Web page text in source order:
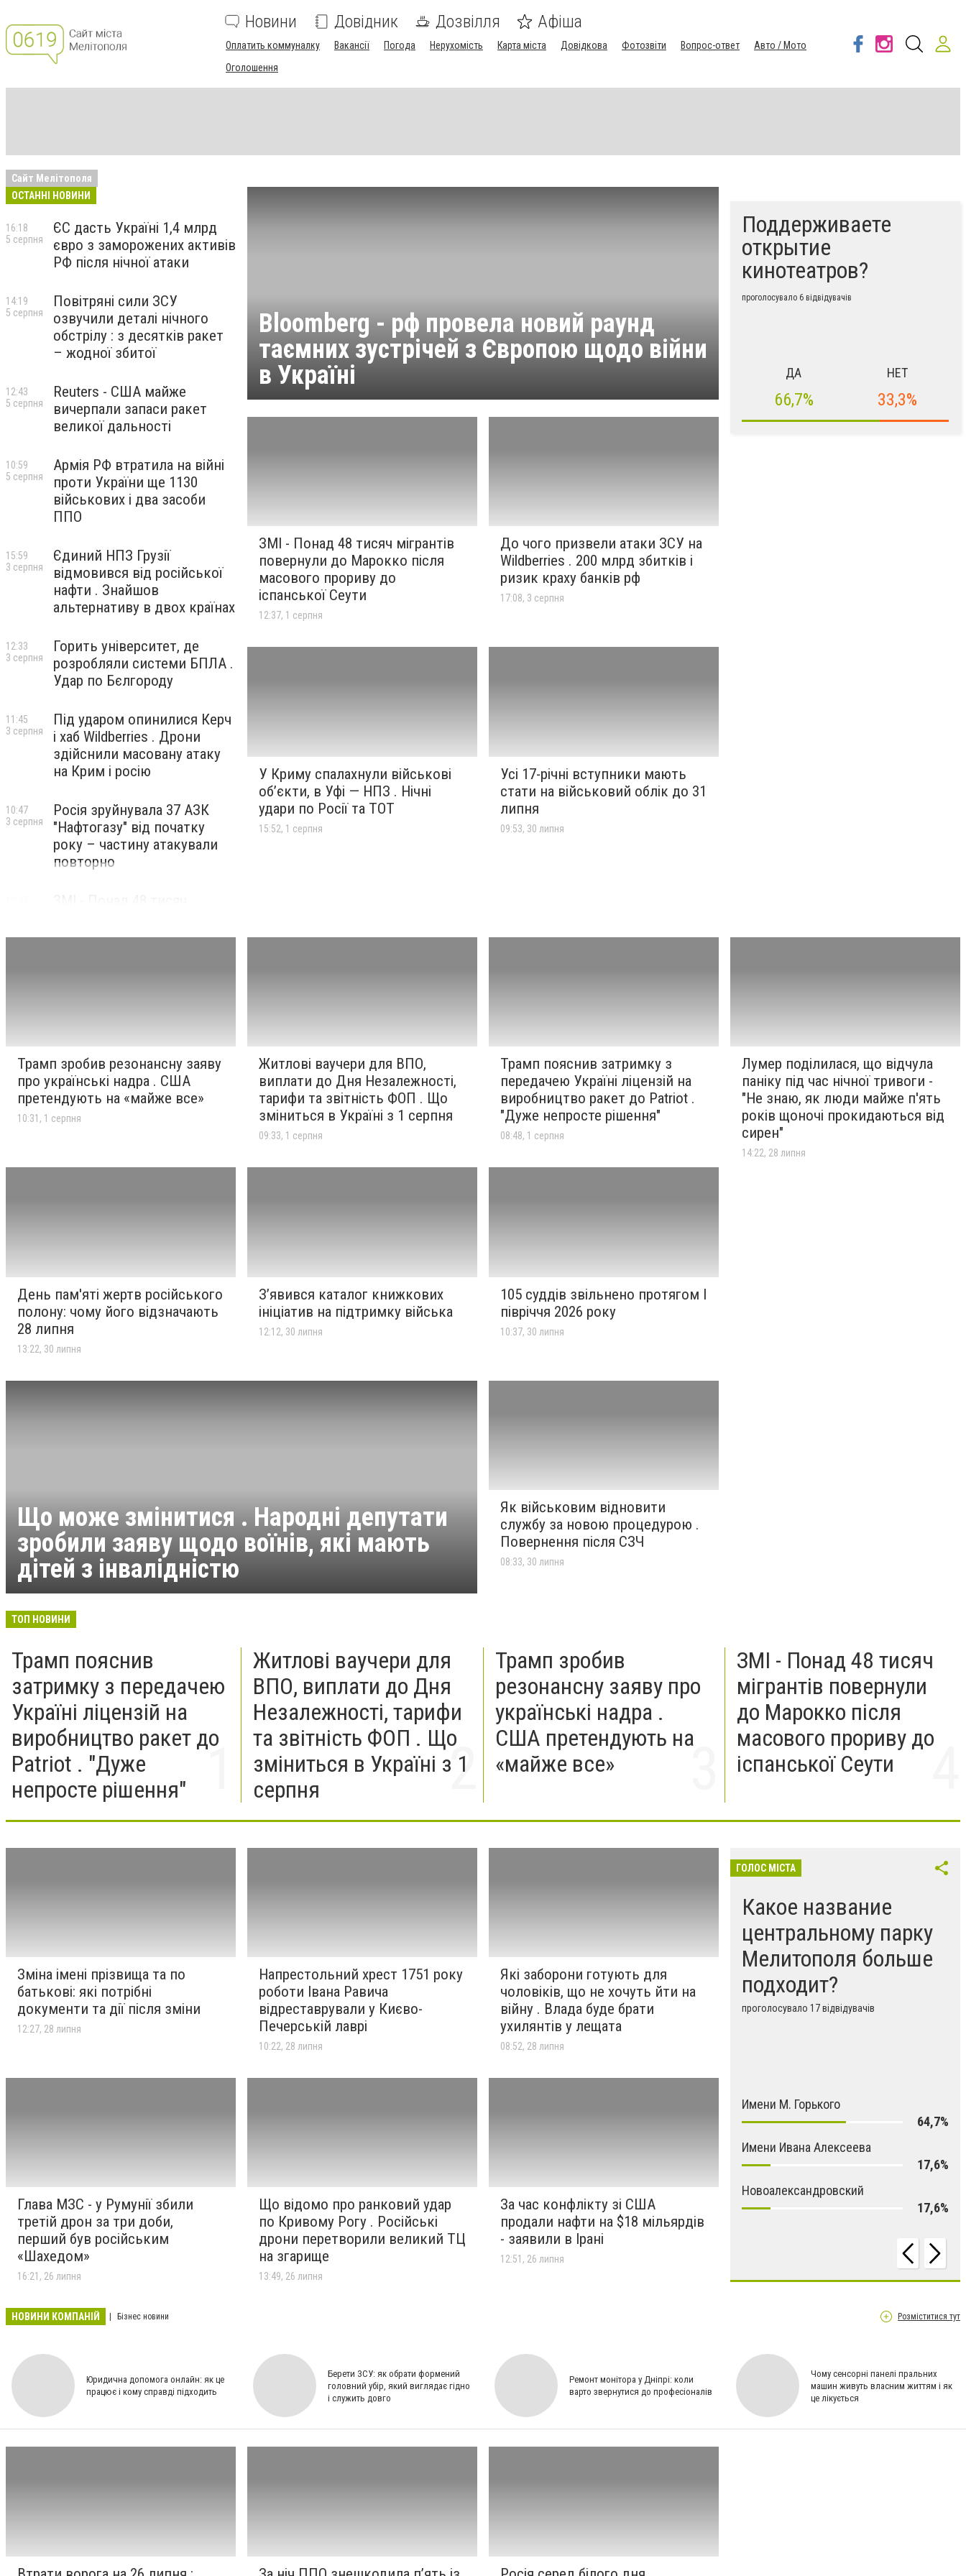
Новини Довідник Дозвілля Афіша
Оплатить коммуналку Вакансії Погода Нерухомість Карта міста Довідкова Фотозвіти Вопрос-ответ
Авто / Мото
Оголошення
Сайт Мелітополя
ОСТАННІ НОВИНИ
ЄС дасть Україні 1,4 млрд
євро з заморожених активів
РФ після нічної атаки
16:18
5 серпня
Повітряні сили ЗСУ
озвучили деталі нічного
обстрілу : з десятків ракет
– жодної збитої
14:19
5 серпня
Reuters - США майже
вичерпали запаси ракет
великої дальності
12:43
5 серпня
Армія РФ втратила на війні
проти України ще 1130
військових і два засоби
ППО
10:59
5 серпня
Єдиний НПЗ Грузії
відмовився від російської
нафти . Знайшов
альтернативу в двох країнах
15:59
3 серпня
Горить університет, де
розробляли системи БПЛА .
Удар по Бєлгороду
12:33
3 серпня
Під ударом опинилися Керч
і хаб Wildberries . Дрони
здійснили масовану атаку
на Крим і росію
11:45
3 серпня
Росія зруйнувала 37 АЗК
"Нафтогазу" від початку
року – частину атакували
повторно
10:47
3 серпня
Марокко після масового
США претендують на
«майже все»
Житлові ваучери для ВПО,
виплати до Дня
зміниться в Україні з 1
09:33
Patriot . "Дуже непросте
рішення"
Bloomberg - рф провела новий раунд
таємних зустрічей з Європою щодо війни
в Україні
ЗМІ - Понад 48 тисяч мігрантів
повернули до Марокко після
масового прориву до
іспанської Сеути
12:37, 1 серпня
До чого призвели атаки ЗСУ на
Wildberries . 200 млрд збитків і
ризик краху банків рф
17:08, 3 серпня
У Криму спалахнули військові
об’єкти, в Уфі — НПЗ . Нічні
удари по Росії та ТОТ
15:52, 1 серпня
Усі 17-річні вступники мають
стати на військовий облік до 31
липня
09:53, 30 липня
Поддерживаете
открытие
кинотеатров?
проголосувало 6 відвідувачів
ДА
66,7%
НЕТ
33,3%
Трамп зробив резонансну заяву
про українські надра . США
претендують на «майже все»
10:31, 1 серпня
Житлові ваучери для ВПО,
виплати до Дня Незалежності,
тарифи та звітність ФОП . Що
зміниться в Україні з 1 серпня
09:33, 1 серпня
Трамп пояснив затримку з
передачею Україні ліцензій на
виробництво ракет до Patriot .
"Дуже непросте рішення"
08:48, 1 серпня
День пам'яті жертв російського
полону: чому його відзначають
28 липня
13:22, 30 липня
З’явився каталог книжкових
ініціатив на підтримку війська
12:12, 30 липня
105 суддів звільнено протягом I
півріччя 2026 року
10:37, 30 липня
Що може змінитися . Народні депутати
зробили заяву щодо воїнів, які мають
дітей з інвалідністю
Як військовим відновити
службу за новою процедурою .
Повернення після СЗЧ
08:33, 30 липня
Лумер поділилася, що відчула
паніку під час нічної тривоги -
"Не знаю, як люди майже п'ять
років щоночі прокидаються від
сирен"
14:22, 28 липня
ТОП НОВИНИ
Трамп пояснив
затримку з передачею
Україні ліцензій на
виробництво ракет до
Patriot . "Дуже
непросте рішення"
Житлові ваучери для
ВПО, виплати до Дня
Незалежності, тарифи
та звітність ФОП . Що
зміниться в Україні з 1
серпня
Трамп зробив
резонансну заяву про
українські надра .
США претендують на
«майже все»
ЗМІ - Понад 48 тисяч
мігрантів повернули
до Марокко після
масового прориву до
іспанської Сеути
Зміна імені прізвища та по
батькові: які потрібні
документи та дії після зміни
12:27, 28 липня
Напрестольний хрест 1751 року
роботи Івана Равича
відреставрували у Києво-
Печерській лаврі
10:22, 28 липня
Які заборони готують для
чоловіків, що не хочуть йти на
війну . Влада буде брати
ухилянтів у лещата
08:52, 28 липня
Глава МЗС - у Румунії збили
третій дрон за три доби,
перший був російським
«Шахедом»
16:21, 26 липня
Що відомо про ранковий удар
по Кривому Рогу . Російські
дрони перетворили великий ТЦ
на згарище
13:49, 26 липня
За час конфлікту зі США
продали нафти на $18 мільярдів
- заявили в Ірані
12:51, 26 липня
ГОЛОС МІСТА
Какое название
центральному парку
Мелитополя больше
подходит?
проголосувало 17 відвідувачів
Имени М. Горького
64,7%
Имени Ивана Алексеева
17,6%
Новоалександровский
17,6%
НОВИНИ КОМПАНІЙ Бізнес новини Розміститися тут
Юридична допомога онлайн: як це
працює і кому справді підходить
Берети ЗСУ: як обрати формений
головний убір, який виглядає гідно
і служить довго
Ремонт монітора у Дніпрі: коли
варто звернутися до професіоналів
Чому сенсорні панелі пральних
машин живуть власним життям і як
це лікується